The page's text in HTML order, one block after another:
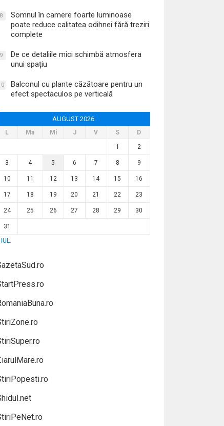
8
Somnul în camere foarte luminoase
poate reduce calitatea odihnei fără treziri
complete
9
De ce detaliile mici schimbă atmosfera
unui spațiu
Balconul cu plante căzătoare pentru un
efect spectaculos pe verticală
AUGUST 2026
L Ma Mi J V S
D
1
2
3 4 5 6 7 8 9
10 11 12 13 14 15 16
17 18 19 20 21 22 23
24 25 26 27 28 29 30
31